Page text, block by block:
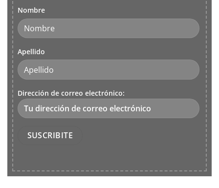
Nombre
Apellido
Dirección de correo electrónico: